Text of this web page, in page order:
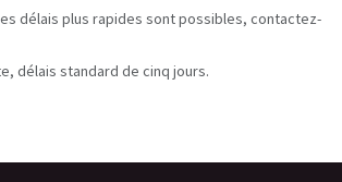
délais plus rapides sont possibles, contactez-
délais standard de cinq jours.